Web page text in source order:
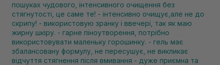
пошуках чудового, інтенсивного очищення без
стягнутості, це саме те! - інтенсивно очищує,але не до
скрипу! - використовую зранку і ввечері, так як маю
жирну шкіру. - гарне піноутворення, потрібно
використовувати маленьку горошинку. - гель має
збалансовану формулу, не пересушує, не викликає
відчуття стягнення після вмивання - дуже приємна та